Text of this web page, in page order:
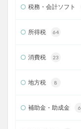
税務・会計ソフト
所得税 64
消費税 23
地方税 8
補助金・助成金 6